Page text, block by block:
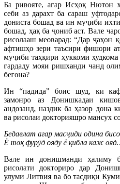
Ба ривояте, агар Исҳоқ Нютон
себи аз дарахт ба сараш
дониста бошад ва ин муҷиби
бошад, ҳақ ба ҷониб аст. Вале
рисолааш меоварад: “Дар ҷаҳон
афтишҳо зери таъсири фишори
муҷиби таҳқири ҳуккоми
гардаду мояи ришханди чанд
бегона?
Ин “падида” боис шуд, ки
замонро аз Донишкадаи
андозанд, наздик ба ҳазор дона
ва рисолаи докторияшро мансух
Бедавлат агар масҷиди одина
Ё тоқ фурӯд ояду ё қибла каж
Вале ин донишманди ҳалиму
рисолати докториро дар
улуми Литвия ва бо тасдиқи